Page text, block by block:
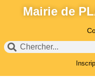
Mairie de